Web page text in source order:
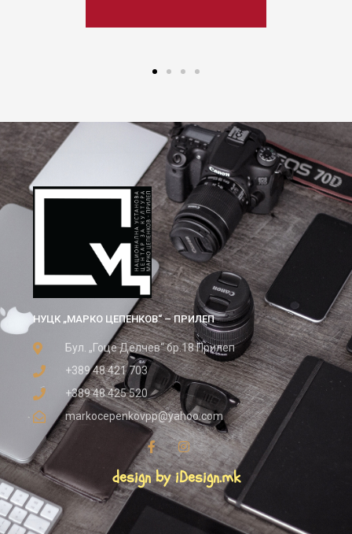
НУЦК „МАРКО ЦЕПЕНКОВ“ – ПРИЛЕП
Бул. „Гоце Делчев“ бр.18 Прилеп
+389 48 421 703
+389 48 425 520
markocepenkovpp@yahoo.com
design by iDesign.mk